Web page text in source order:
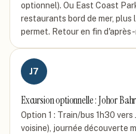
optionnel). Ou East Coast
restaurants bord de mer, plus
permet. Retour en fin
J7
Excursion optionnelle : Johor
Option 1 : Train/bus 1h30 vers
voisine), journée découverte